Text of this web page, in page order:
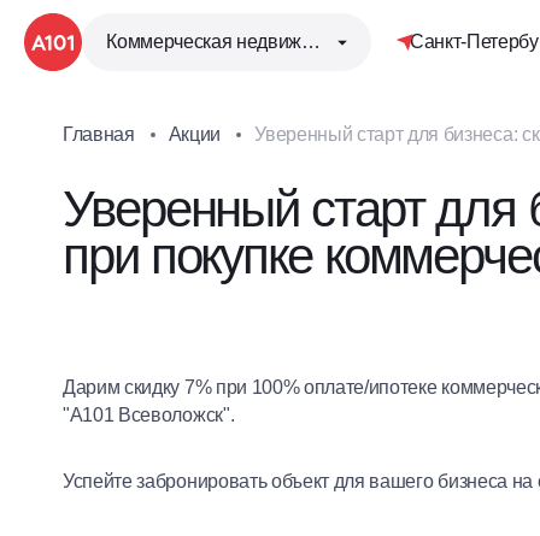
Коммерческая недвижимость Санкт-
Главная Акции Уверенный старт для бизнеса:
Уверенный старт для
при покупке
Дарим скидку 7% при 100% оплате/ипотеке
"А101 Всеволожск".
Успейте забронировать объект для вашего бизнеса